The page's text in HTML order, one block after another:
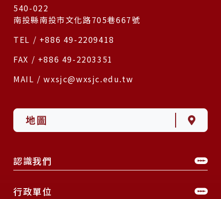
540-022
南投縣南投市文化路705巷667號
TEL / +886 49-2209418
FAX / +886 49-2203351
MAIL / wxsjc@wxsjc.edu.tw
地圖
認識我們
行政單位